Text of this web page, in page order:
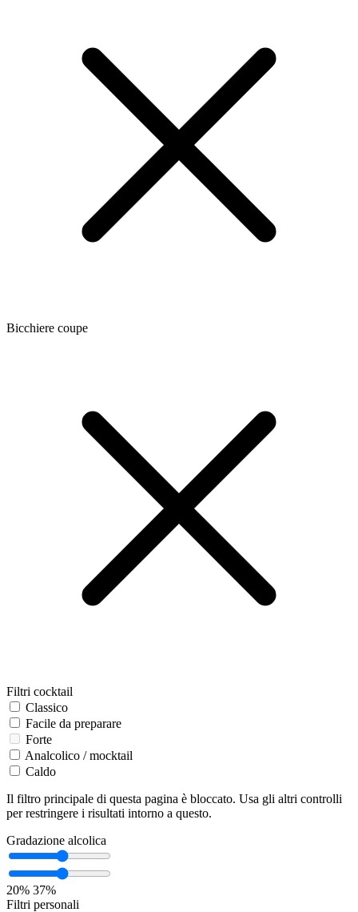
Bicchiere coupe
Filtri cocktail
Classico
Facile da preparare
Forte
Analcolico / mocktail
Caldo
Il filtro principale di questa pagina è bloccato. Usa gli altri controlli
per restringere i risultati intorno a questo.
Gradazione alcolica
20% 37%
Filtri personali